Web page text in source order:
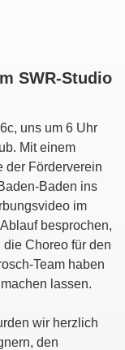
SWR-Studio
uns um 6 Uhr
Mit einem
der Förderverein
Baden ins
im
besprochen,
Choreo für den
Team haben
lassen.
wir herzlich
den